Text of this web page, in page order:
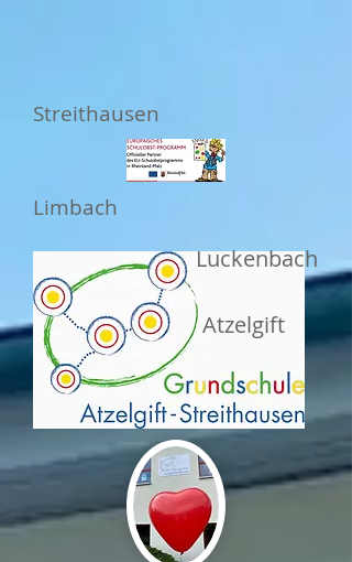
Streithausen
Limbach
Luckenbach
Atzelgift